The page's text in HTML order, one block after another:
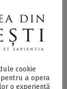
deaici .
CIVIS,
cercetători și
cookie
a opera
o experiență